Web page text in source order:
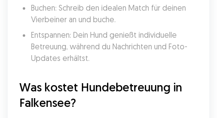
Buchen: Schreib den idealen Match für deinen
Vierbeiner an und buche.
Entspannen: Dein Hund genießt individuelle
Betreuung, während du Nachrichten und Foto-
Updates erhältst.
Was kostet Hundebetreuung in
Falkensee?